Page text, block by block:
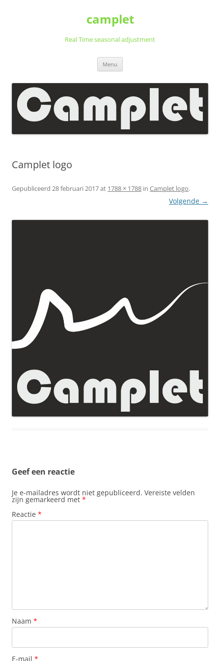
camplet
Real Time seasonal adjustment
Menu
Camplet logo
Gepubliceerd 28 februari 2017at 1788 × 1788 in Camplet logo.
Volgende →
Geef een reactie
Je e-mailadres wordt niet gepubliceerd. Vereiste velden
zijn gemarkeerd met *
Reactie *
Naam *
E-mail *